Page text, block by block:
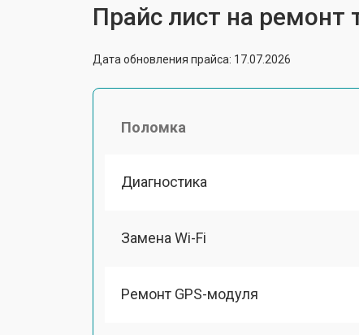
Прайс лист на ремонт
Дата обновления прайса: 17.07.2026
Поломка
Диагностика
Замена Wi-Fi
Ремонт GPS-модуля